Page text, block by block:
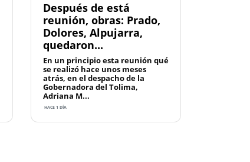
Después de está
reunión, obras: Prado,
Dolores, Alpujarra,
quedaron...
En un principio esta reunión qué
se realizó hace unos meses
atrás, en el despacho de la
Gobernadora del Tolima,
Adriana M...
HACE 1 DÍA